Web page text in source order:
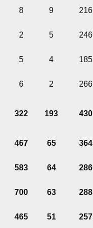
8 9 216
2 5 246
5 4 185
6 2 266
322 193 430
467 65 364
583 64 286
700 63 288
465 51 257